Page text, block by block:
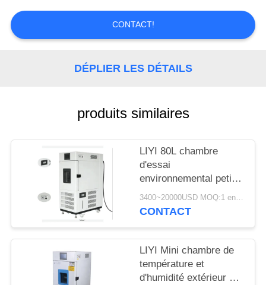
UNE
CITATION
PRIVACY
POLICY
CONTACT!
DÉPLIER LES DÉTAILS
produits similaires
LIYI 80L chambre
d'essai
environnemental petit
conditionnement de
contrôle de l'humidité
3400~20000USD MOQ:1 ensemble
CONTACT
LIYI Mini chambre de
température et
d'humidité extérieur en